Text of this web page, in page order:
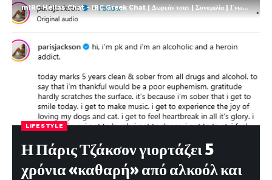
mIRC Hellas Chat - IRC Greek Chat | Δωρεάν τσατ | Συνομιλία | Γνωριμίες | FREE
LIFESTYLE
Η Πάρις Τζάκσον γιορτάζει 5
χρόνια «καθαρή» από αλκοόλ και